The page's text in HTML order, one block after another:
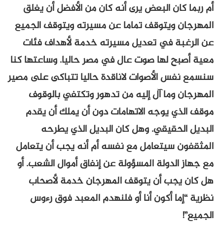
أم ربما كان البعض يرى أنه كان من الأفضل أن يغلق
المهرجان ويتوقف تماما عن مسيرته ويتوقف الجميع
عن الرغبة في تعديل مسيرته خدمة لأهداف فئات
معية أصبح لها صوت عال في مصر حاليا. وساعتها كنا
سنسمع نفس الأصوات لاناقدة حاليا تتباكى على مصير
المهرجان وما آل إليه من تدهور وتكتفي بالوقوف
موقف الذي يوجه الاتهامات دون أن يملك أن يقدم
البديل الحقيقي. وهل كان البديل الذي يطرحه
المثقفون سيتعامل مع نفسه أم أنه يجب أن يتعامل
مع جهاز الدولة المسؤولة عن إنفاق أموال الشعب. أو
هل كان يجب أن يتوقف المهرجان خدمة لأصحاب
نظرية “إما أكون أنا أو فلنهدم المعبد فوق رءوس
الجميع”!